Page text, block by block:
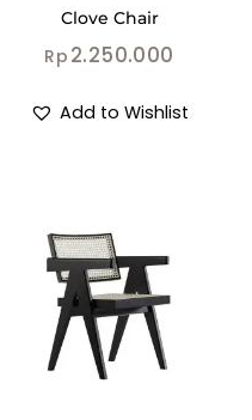
Clove Chair
Rp 2.250.000
Add to Wishlist